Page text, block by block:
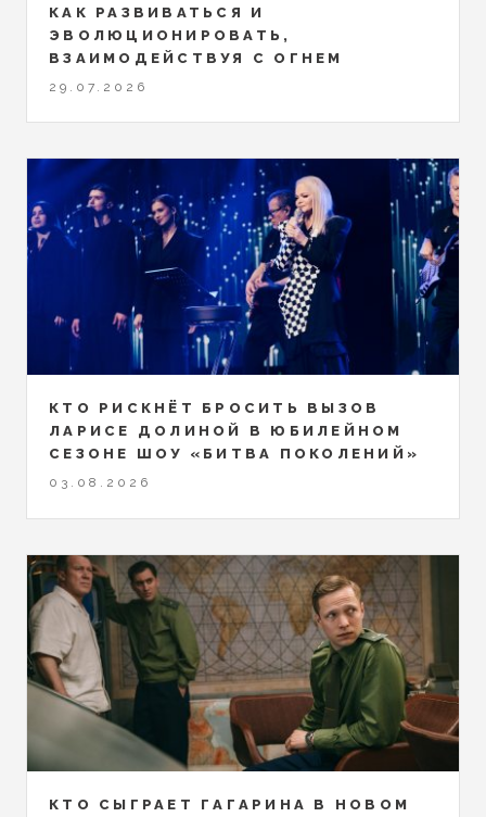
КАК РАЗВИВАТЬСЯ И
ЭВОЛЮЦИОНИРОВАТЬ,
ВЗАИМОДЕЙСТВУЯ С ОГНЕМ
29.07.2026
КТО РИСКНЁТ БРОСИТЬ ВЫЗОВ
ЛАРИСЕ ДОЛИНОЙ В ЮБИЛЕЙНОМ
СЕЗОНЕ ШОУ «БИТВА ПОКОЛЕНИЙ»
03.08.2026
КТО СЫГРАЕТ ГАГАРИНА В НОВОМ